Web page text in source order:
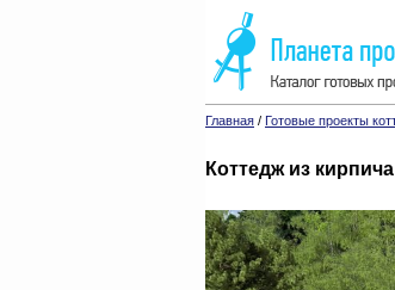
Главная / Готовые проекты
Коттедж из